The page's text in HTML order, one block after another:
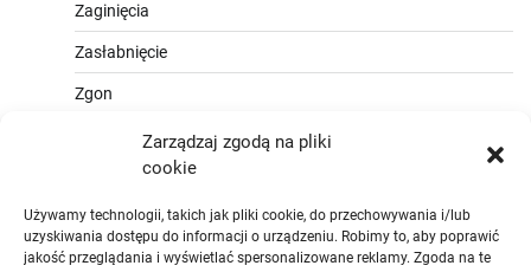
Zarządzaj zgodą na pliki
cookie
Używamy technologii, takich jak pliki cookie, do przechowywania i/lub
uzyskiwania dostępu do informacji o urządzeniu. Robimy to, aby poprawić
jakość przeglądania i wyświetlać spersonalizowane reklamy. Zgoda na te
Zaginięcia
Zasłabnięcie
Zgon